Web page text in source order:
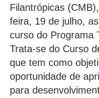
Filantrópicas
feira, 19 de julho,
curso do Programa
Trata-se do Curso
que tem como
oportunidade de
para